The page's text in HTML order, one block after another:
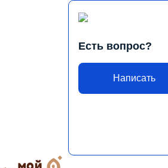
Есть вопрос?
Написать